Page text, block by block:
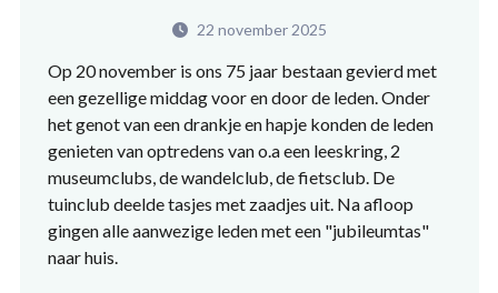
22 november 2025
Op 20 november is ons 75 jaar bestaan gevierd met
een gezellige middag voor en door de leden. Onder
het genot van een drankje en hapje konden de leden
genieten van optredens van o.a een leeskring, 2
museumclubs, de wandelclub, de fietsclub. De
tuinclub deelde tasjes met zaadjes uit. Na afloop
gingen alle aanwezige leden met een "jubileumtas"
naar huis.